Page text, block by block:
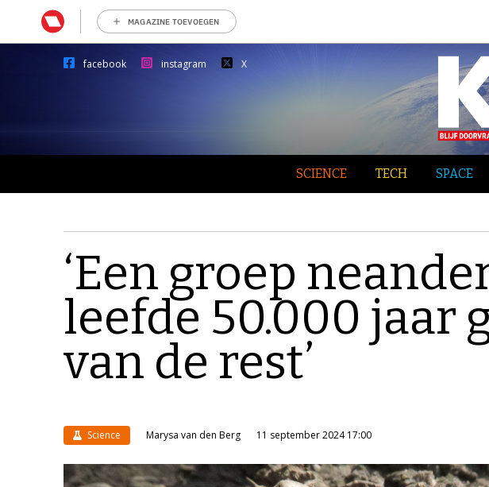
MAGAZINE TOEVOEGEN
facebook instagram X
SCIENCE TECH SPACE
‘Een groep
leefde 50.000 jaar
van de rest’
Science Marysa van den Berg 11 september 2024 17:00